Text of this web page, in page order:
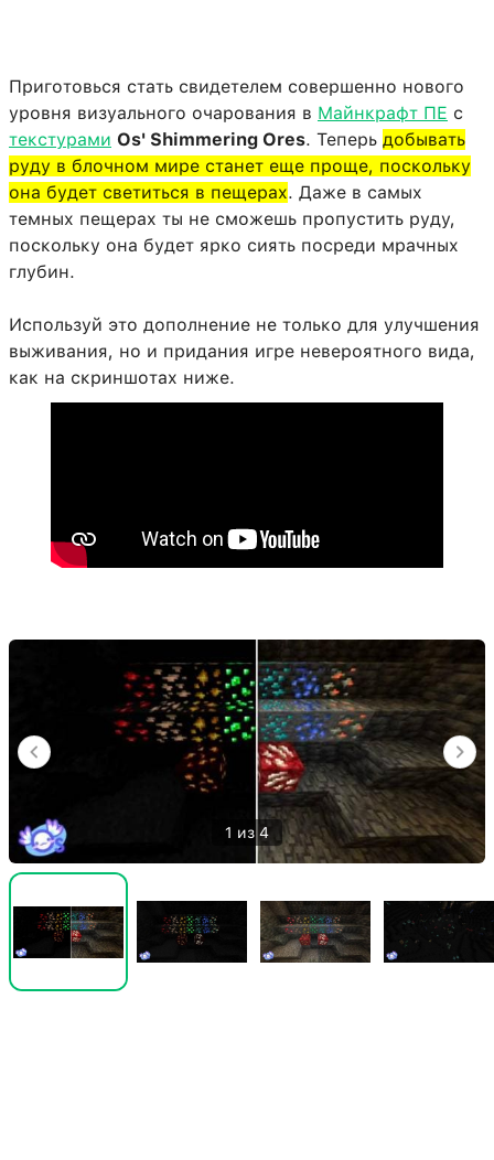
Приготовься стать свидетелем совершенно нового
уровня визуального очарования в Майнкрафт ПЕ с
текстурами Os' Shimmering Ores. Теперь добывать
руду в блочном мире станет еще проще, поскольку
она будет светиться в пещерах. Даже в самых
темных пещерах ты не сможешь пропустить руду,
поскольку она будет ярко сиять посреди мрачных
глубин.
Используй это дополнение не только для улучшения
выживания, но и придания игре невероятного вида,
как на скриншотах ниже.
1 из 4